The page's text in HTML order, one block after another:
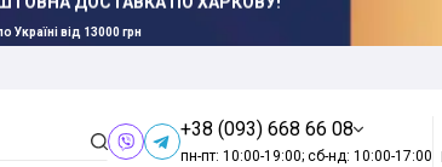
ДОСТАВКА ПО ЛЬВОВУ!
Україні від 13000 грн
+38 (093) 668 66 08
пн-пт: 10:00-19:00; сб-нд: 10:00-17:00